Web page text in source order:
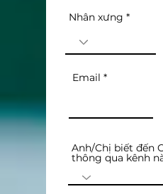
Email
Nhân xưng
Anh/Chị biết đến
thông qua kênh
e